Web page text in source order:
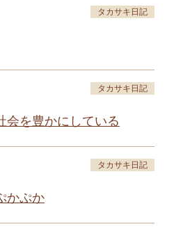
タカサキ日記
タカサキ日記
会を豊かにしている
タカサキ日記
かぷか